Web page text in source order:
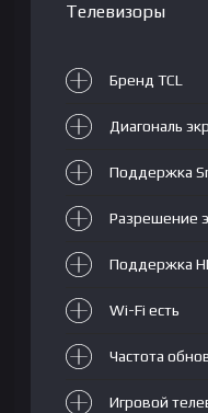
Телевизоры
Бренд TCL
Диагональ
Поддержка
Разрешение
Поддержка
Wi-Fi есть
Частота
Игровой